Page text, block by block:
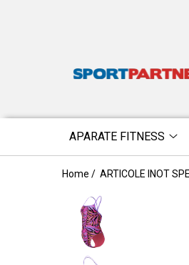
APARATE FITNESS
Home / ARTICOLE INOT